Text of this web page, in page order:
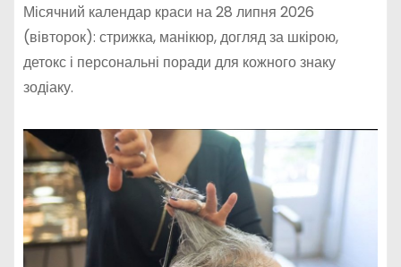
Місячний календар краси на 28 липня 2026
(вівторок): стрижка, манікюр, догляд за шкірою,
детокс і персональні поради для кожного знаку
зодіаку.